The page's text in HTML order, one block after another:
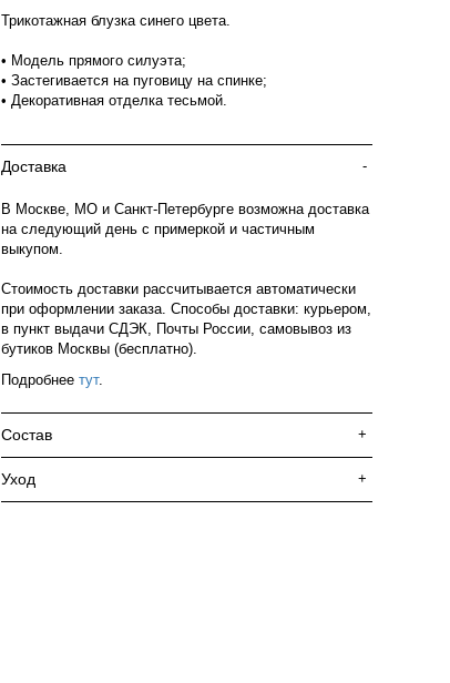
Трикотажная блузка синего цвета.
• Модель прямого силуэта;
• Застегивается на пуговицу на спинке;
• Декоративная отделка тесьмой.
Доставка -
В Москве, МО и Санкт-Петербурге возможна доставка
на следующий день с примеркой и частичным
выкупом.
Стоимость доставки рассчитывается автоматически
при оформлении заказа. Способы доставки: курьером,
в пункт выдачи СДЭК, Почты России, самовывоз из
бутиков Москвы (бесплатно).
Подробнее тут.
Состав +
Уход +